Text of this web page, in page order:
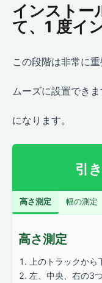
インストー
て、1 度イ
この段階は非常に
ムーズに設置でき
になります。
引
高さ測定 幅の測定
高さ測定
上のトラックか
左、中央、右の3